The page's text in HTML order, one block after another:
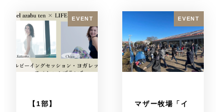
EVENT
【1部】
EVENT
マザー牧場「イ